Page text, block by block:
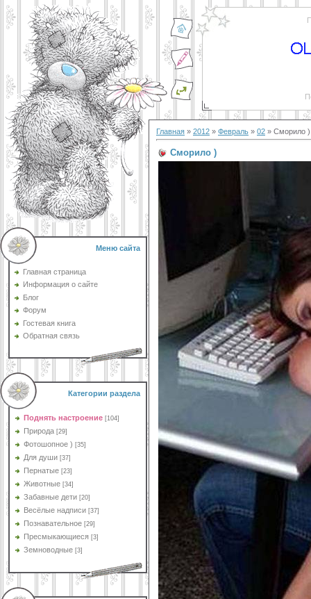
Меню сайта
Главная страница
Информация о сайте
Блог
Форум
Гостевая книга
Обратная связь
Категории раздела
Поднять настроение [104]
Природа [29]
Фотошопное ) [35]
Для души [37]
Пернатые [23]
Животные [34]
Забавные дети [20]
Весёлые надписи [37]
Познавательное [29]
Пресмыкающиеся [3]
Земноводные [3]
Главная » 2012 » Февраль » 02 » Сморило )
Сморило )